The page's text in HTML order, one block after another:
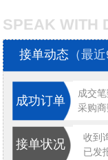
SPEAK WITH
接单动态 （最
成功订单
成交
采购
接单状况
收到
已发